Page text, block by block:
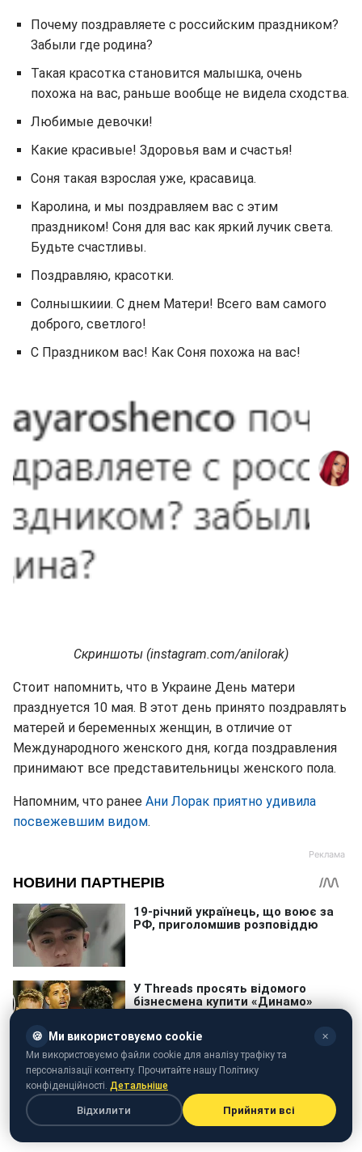
Почему поздравляете с российским праздником?
Забыли где родина?
Такая красотка становится малышка, очень
похожа на вас, раньше вообще не видела сходства.
Любимые девочки!
Какие красивые! Здоровья вам и счастья!
Соня такая взрослая уже, красавица.
Каролина, и мы поздравляем вас с этим
праздником! Соня для вас как яркий лучик света.
Будьте счастливы.
Поздравляю, красотки.
Солнышкиии. С днем Матери! Всего вам самого
доброго, светлого!
С Праздником вас! Как Соня похожа на вас!
Скриншоты (instagram.com/anilorak)
Стоит напомнить, что в Украине День матери
празднуется 10 мая. В этот день принято поздравлять
матерей и беременных женщин, в отличие от
Международного женского дня, когда поздравления
принимают все представительницы женского пола.
Напомним, что ранее Ани Лорак приятно удивила
посвежевшим видом.
🍪 Ми використовуємо cookie ✕
Ми використовуємо файли cookie для аналізу трафіку та
персоналізації контенту. Прочитайте нашу Політику
конфіденційності. Детальніше
Відхилити Прийняти всі